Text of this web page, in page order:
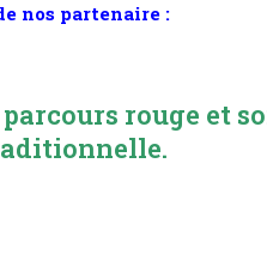
nos partenaire :
rouge et